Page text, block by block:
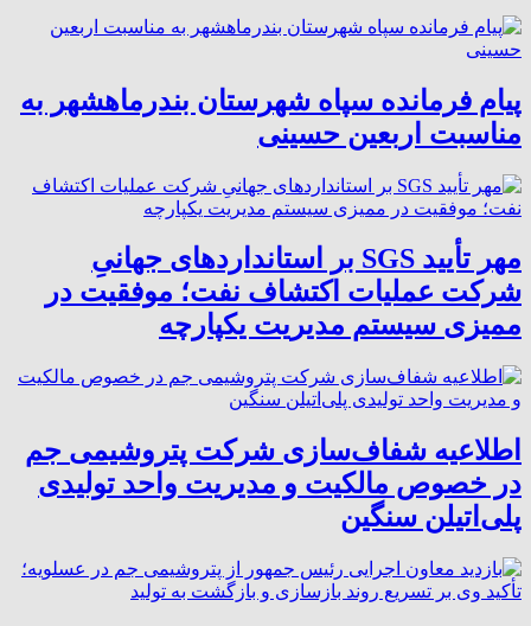
پیام فرمانده سپاه شهرستان بندرماهشهر به
مناسبت اربعین حسینی
مهر تأیید SGS بر استانداردهای جهانیِ
شرکت عملیات اکتشاف نفت؛ موفقیت در
ممیزی سیستم مدیریت یکپارچه
اطلاعیه شفاف‌سازی شرکت پتروشیمی جم
در خصوص مالکیت و مدیریت واحد تولیدی
پلی‌اتیلن سنگین